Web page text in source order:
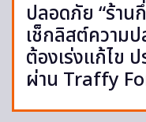
ปลอดภัย “ร้าน
เช็กลิสต์ความ
ต้องเร่งแก้ไข
ผ่าน Traffy